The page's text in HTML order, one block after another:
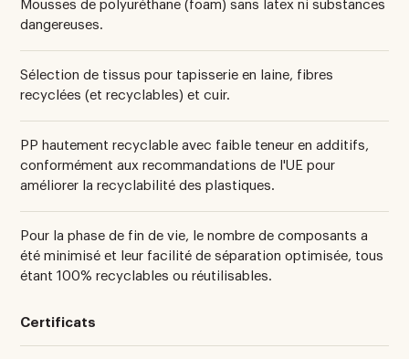
Mousses de polyuréthane (foam) sans latex ni substances
dangereuses.
Sélection de tissus pour tapisserie en laine, fibres
recyclées (et recyclables) et cuir.
PP hautement recyclable avec faible teneur en additifs,
conformément aux recommandations de l'UE pour
améliorer la recyclabilité des plastiques.
Pour la phase de fin de vie, le nombre de composants a
été minimisé et leur facilité de séparation optimisée, tous
étant 100% recyclables ou réutilisables.
Certificats